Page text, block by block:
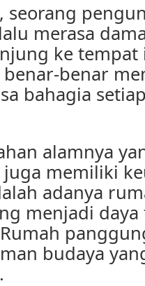
merasa
ke tempat
benar
bahagia
alamnya
juga memiliki
adanya
menjadi
budaya